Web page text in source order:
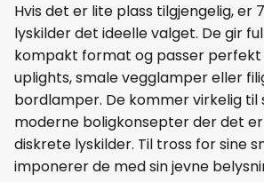
Hvis det er lite plass tilgjengelig, er
lyskilder det ideelle valget. De gir
kompakt format og passer perfekt
uplights, smale vegglamper eller
bordlamper. De kommer virkelig til
moderne boligkonsepter der det
diskrete lyskilder. Til tross for sine
imponerer de med sin jevne